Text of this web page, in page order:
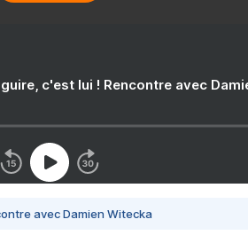
c'est lui ! Rencontre avec
avec Damien Witecka